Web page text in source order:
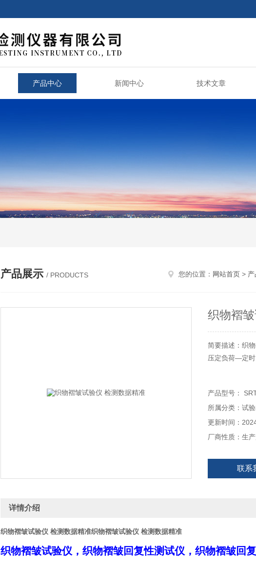
产品中心 新闻中心 技术文章
产品展示 / PRODUCTS 您的位置： 网站首页 >
织物褶
简要描述：织
压定负荷—定
产品型号：
所属分类：试
更新时间：
厂商性质：生
联系
详情介绍
织物褶皱试验仪 检测数据精准织物褶皱试验仪 检测数据精准
织物褶皱试验仪 ，织物褶皱回复性测试仪， 织物褶皱回